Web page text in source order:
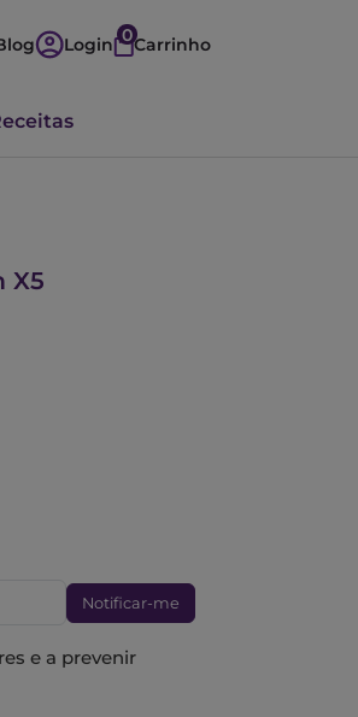
Login 0Carrinho
X5
Notificar-me
e a prevenir